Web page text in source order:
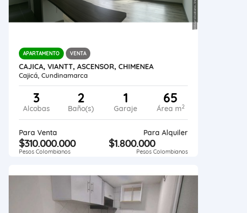
APARTAMENTO VENTA
CAJICA, VIANTT, ASCENSOR, CHIMENEA
Cajicá, Cundinamarca
3
Alcobas
2
Baño(s)
1
Garaje
65
Área m2
Para Venta
$310.000.000
Pesos Colombianos
Para Alquiler
$1.800.000
Pesos Colombianos